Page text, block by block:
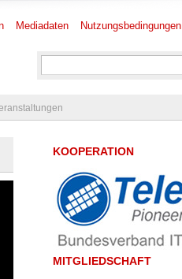
Mediadaten Nutzungsbedingungen
KOOPERATION
MITGLIEDSCHAFT